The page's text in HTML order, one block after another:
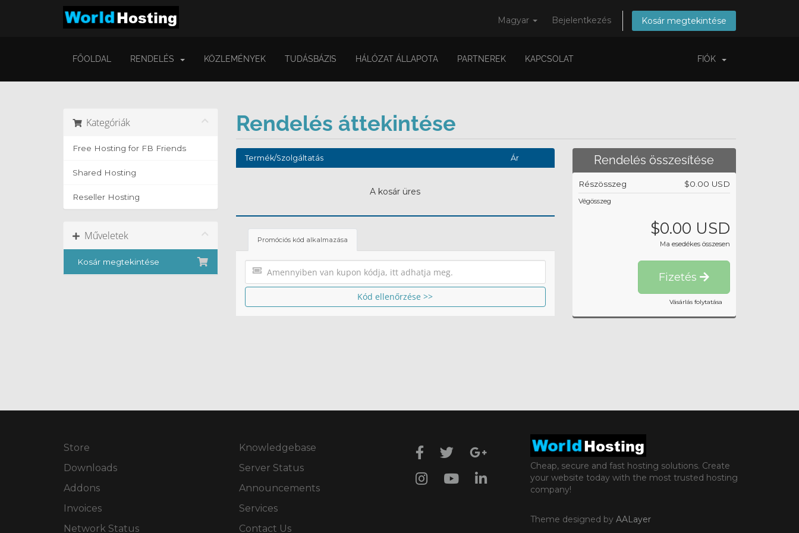
Magyar Bejelentkezés Kosár megtekintése
FŐOLDAL RENDELÉS KÖZLEMÉNYEK TUDÁSBÁZIS HÁLÓZAT ÁLLAPOTA PARTNEREK KAPCSOLAT FIÓK
Kategóriák
Free Hosting for FB Friends
Shared Hosting
Reseller Hosting
Műveletek
Kosár megtekintése
Rendelés áttekintése
Termék/Szolgáltatás Ár
A kosár üres
Promóciós kód alkalmazása
Kód ellenőrzése >>
Rendelés összesítése
Részösszeg $0.00 USD
Végösszeg
$0.00 USD
Ma esedékes összesen
Fizetés
Vásárlás folytatása
Store
Downloads
Addons
Invoices
Network Status
Knowledgebase
Server Status
Announcements
Services
Contact Us
Cheap, secure and fast hosting solutions. Create
your website today with the most trusted hosting
company!
Theme designed byAALayer